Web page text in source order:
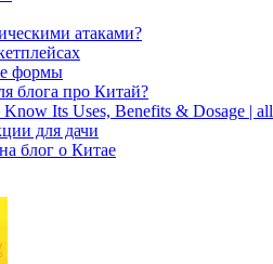
атаками?
формы
блога про Китай?
Its Uses, Benefits & Dosage |
для дачи
блог о Китае